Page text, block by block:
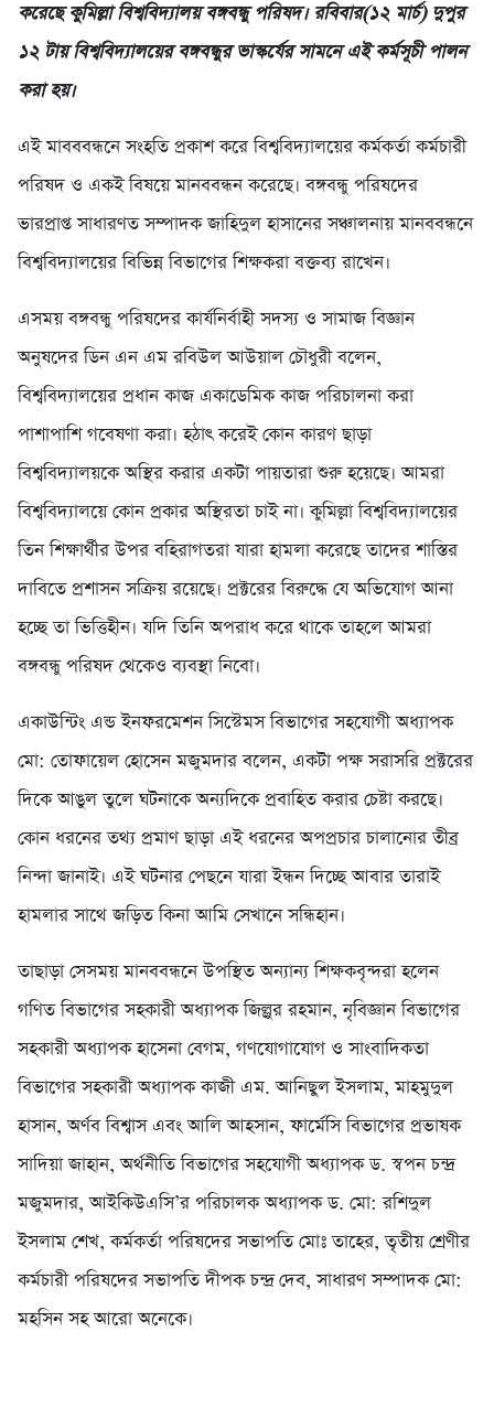
করেছে কুমিল্লা বিশ্ববিদ্যালয় বঙ্গবন্ধু পরিষদ। রবিবার(১২ মার্চ) দুপুর
১২ টায় বিশ্ববিদ্যালয়ের বঙ্গবন্ধুর ভাস্কর্যের সামনে এই কর্মসূচী পালন
করা হয়।
এই মাবববন্ধনে সংহতি প্রকাশ করে বিশ্ববিদ্যালয়ের কর্মকর্তা কর্মচারী
পরিষদ ও একই বিষয়ে মানববন্ধন করেছে। বঙ্গবন্ধু পরিষদের
ভারপ্রাপ্ত সাধারণত সম্পাদক জাহিদুল হাসানের সঞ্চালনায় মানববন্ধনে
বিশ্ববিদ্যালয়ের বিভিন্ন বিভাগের শিক্ষকরা বক্তব্য রাখেন।
এসময় বঙ্গবন্ধু পরিষদের কার্যনির্বাহী সদস্য ও সামাজ বিজ্ঞান
অনুষদের ডিন এন এম রবিউল আউয়াল চৌধুরী বলেন,
বিশ্ববিদ্যালয়ের প্রধান কাজ একাডেমিক কাজ পরিচালনা করা
পাশাপাশি গবেষণা করা। হঠাৎ করেই কোন কারণ ছাড়া
বিশ্ববিদ্যালয়কে অস্থির করার একটা পায়তারা শুরু হয়েছে। আমরা
বিশ্ববিদ্যালয়ে কোন প্রকার অস্থিরতা চাই না। কুমিল্লা বিশ্ববিদ্যালয়ের
তিন শিক্ষার্থীর উপর বহিরাগতরা যারা হামলা করেছে তাদের শাস্তির
দাবিতে প্রশাসন সক্রিয় রয়েছে। প্রক্টরের বিরুদ্ধে যে অভিযোগ আনা
হচ্ছে তা ভিত্তিহীন। যদি তিনি অপরাধ করে থাকে তাহলে আমরা
বঙ্গবন্ধু পরিষদ থেকেও ব্যবস্থা নিবো।
একাউন্টিং এন্ড ইনফরমেশন সিস্টেমস বিভাগের সহযোগী অধ্যাপক
মো: তোফায়েল হোসেন মজুমদার বলেন, একটা পক্ষ সরাসরি প্রক্টরের
দিকে আঙুল তুলে ঘটনাকে অন্যদিকে প্রবাহিত করার চেষ্টা করছে।
কোন ধরনের তথ্য প্রমাণ ছাড়া এই ধরনের অপপ্রচার চালানোর তীব্র
নিন্দা জানাই। এই ঘটনার পেছনে যারা ইন্ধন দিচ্ছে আবার তারাই
হামলার সাথে জড়িত কিনা আমি সেখানে সন্ধিহান।
তাছাড়া সেসময় মানববন্ধনে উপস্থিত অন্যান্য শিক্ষকবৃন্দরা হলেন
গণিত বিভাগের সহকারী অধ্যাপক জিল্লুর রহমান, নৃবিজ্ঞান বিভাগের
সহকারী অধ্যাপক হাসেনা বেগম, গণযোগাযোগ ও সাংবাদিকতা
বিভাগের সহকারী অধ্যাপক কাজী এম. আনিছুল ইসলাম, মাহমুদুল
হাসান, অর্ণব বিশ্বাস এবং আলি আহসান, ফার্মেসি বিভাগের প্রভাষক
সাদিয়া জাহান, অর্থনীতি বিভাগের সহযোগী অধ্যাপক ড. স্বপন চন্দ্র
মজুমদার, আইকিউএসি’র পরিচালক অধ্যাপক ড. মো: রশিদুল
ইসলাম শেখ, কর্মকর্তা পরিষদের সভাপতি মোঃ তাহের, তৃতীয় শ্রেণীর
কর্মচারী পরিষদের সভাপতি দীপক চন্দ্র দেব, সাধারণ সম্পাদক মো:
মহসিন সহ আরো অনেকে।